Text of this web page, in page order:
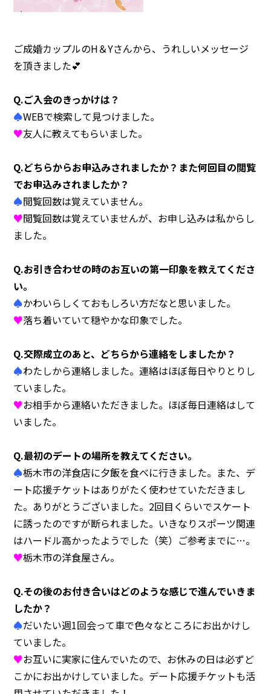
◯センターへのアクセス ◯お問い合わせ
ご成婚カップルのH＆Yさんから、うれしいメッセージ
を頂きました💕
Q.ご入会のきっかけは？
♠WEBで検索して見つけました。
♥友人に教えてもらいました。
Q.どちらからお申込みされましたか？また何回目の閲覧
でお申込みされましたか？
♠閲覧回数は覚えていません。
♥閲覧回数は覚えていませんが、お申し込みは私からし
ました。
Q.お引き合わせの時のお互いの第一印象を教えてくださ
い。
♠かわいらしくておもしろい方だなと思いました。
♥落ち着いていて穏やかな印象でした。
Q.交際成立のあと、どちらから連絡をしましたか？
♠わたしから連絡しました。連絡はほぼ毎日やりとりし
ていました。
♥お相手から連絡いただきました。ほぼ毎日連絡はして
いました。
Q.最初のデートの場所を教えてください。
♠栃木市の洋食店に夕飯を食べに行きました。また、デ
ート応援チケットはありがたく使わせていただきまし
た。ありがとうございました。2回目くらいでスケート
に誘ったのですが断られました。いきなりスポーツ関連
はハードル高かったようでした（笑）ご参考までに…。
♥栃木市の洋食屋さん。
Q.その後のお付き合いはどのような感じで進んでいきま
したか？
♠だいたい週1回会って車で色々なところにお出かけし
ていました。
♥お互いに実家に住んでいたので、お休みの日は必ずど
こかにお出かけしていました。デート応援チケットも活